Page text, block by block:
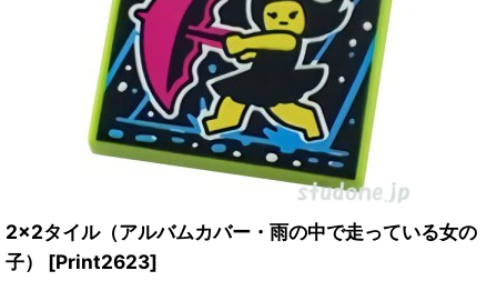
2x2タイル（アルバムカバー・雨の中で走っている女の
子）
[Print2623]